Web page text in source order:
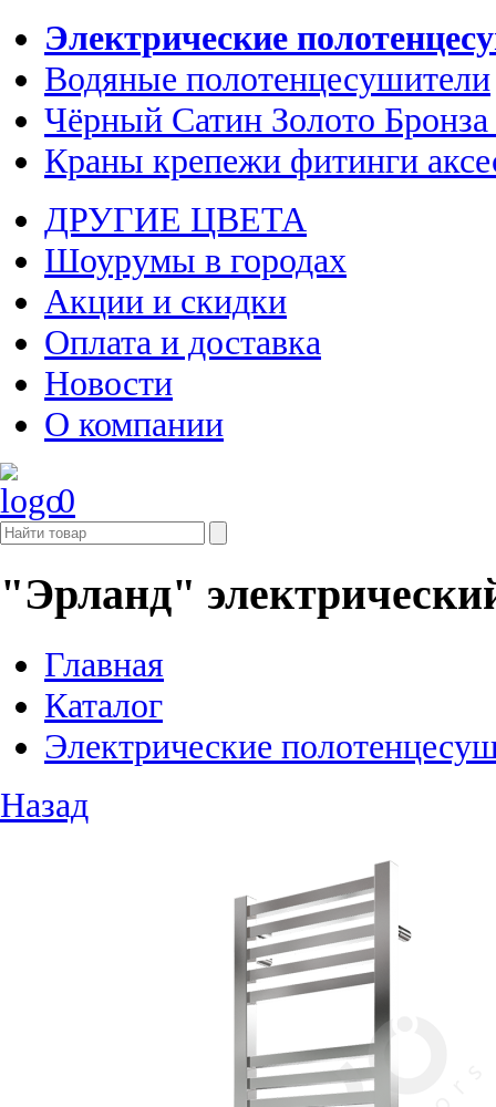
Электрические
Водяные полотенцесушители
Чёрный Сатин Золото
Краны крепежи фитинги
ДРУГИЕ ЦВЕТА
Шоурумы в городах
Акции и скидки
Оплата и доставка
Новости
О компании
0
"Эрланд"
Главная
Каталог
Электрические
Назад